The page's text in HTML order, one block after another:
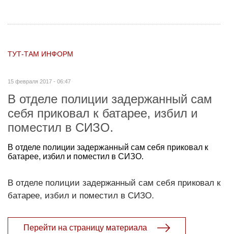
ТУТ-ТАМ ИНФОРМ
15 февраля 2017 - 06:47
В отделе полиции задержанный сам
себя приковал к батарее, избил и
поместил в СИЗО.
В отделе полиции задержанный сам себя приковал к
батарее, избил и поместил в СИЗО.
В отделе полиции задержанный сам себя приковал к
батарее, избил и поместил в СИЗО.
Перейти на страницу материала